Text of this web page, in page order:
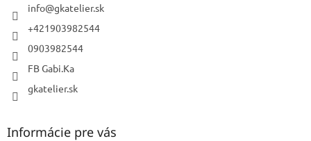
info@gkatelier.sk
+421903982544
0903982544
FB Gabi.Ka
gkatelier.sk
Informácie pre vás